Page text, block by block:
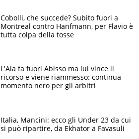
Cobolli, che succede? Subito fuori a
Montreal contro Hanfmann, per Flavio è
tutta colpa della tosse
L'Aia fa fuori Abisso ma lui vince il
ricorso e viene riammesso: continua
momento nero per gli arbitri
Italia, Mancini: ecco gli Under 23 da cui
si può ripartire, da Ekhator a Favasuli